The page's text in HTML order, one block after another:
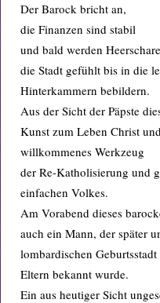
Der Barock bricht an,
die Finanzen sind stabil
und bald werden
die Stadt gefühlt bis in die
Hinterkammern bebildern.
Aus der Sicht der Päpste
Kunst zum Leben Christ
willkommenes Werkzeug
der Re-Katholisierung und
einfachen Volkes.
Am Vorabend dieses
auch ein Mann, der später
lombardischen Geburtsstadt
Eltern bekannt wurde.
Ein aus heutiger Sicht